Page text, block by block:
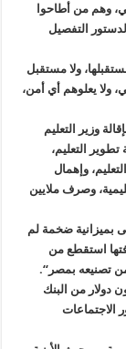
البريطاني، وهم من أطاحوا
دستور 1923، وإلغاء الدستور التفصيل
ولا مستقبل
ولا يعلوهم أي أمن،
وزير التعليم
التعليم،
وإهمال
وصرف ملايين
بميزانية ضخمة لم
استقطع من
من تصنيعه بمصر“.
الوزارة الخدمية على قرض 500 مليون دولار من البنك
الاجتماعات